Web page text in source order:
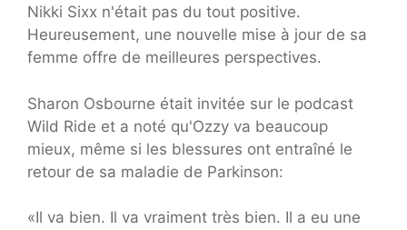
Nikki Sixx n'était pas du tout positive.
Heureusement, une nouvelle mise à jour de sa
femme offre de meilleures perspectives.
Sharon Osbourne était invitée sur le podcast
Wild Ride et a noté qu'Ozzy va beaucoup
mieux, même si les blessures ont entraîné le
retour de sa maladie de Parkinson:
«Il va bien. Il va vraiment très bien. Il a eu une